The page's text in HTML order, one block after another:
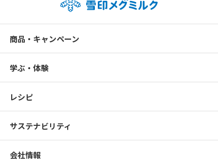
商品・キャンペーン
学ぶ・体験
レシピ
サステナビリティ
会社情報